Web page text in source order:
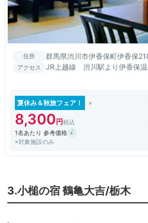
住所 群馬県渋川市伊香保町伊香保
アクセス
JR上越線 渋川駅より伊香保温
夏休み＆秋旅フェア！
8,300
1名あたり 参考価格
※対象施設のみ
3.小槌の宿 鶴亀大吉/栃木